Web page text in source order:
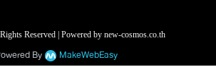
Reserved | Powered by new-cosmos.co.th
By MakeWebEasy